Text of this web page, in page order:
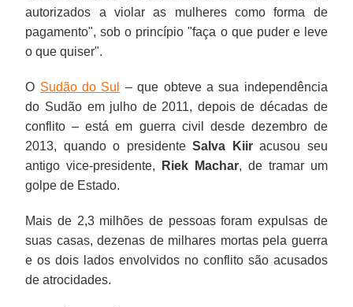
autorizados a violar as mulheres como forma de
pagamento", sob o princípio "faça o que puder e leve
o que quiser".
O Sudão do Sul
– que obteve a sua independência
do Sudão em julho de 2011, depois de décadas de
conflito – está em guerra civil desde dezembro de
2013, quando o presidenteSalva Kiiracusou seu
antigo vice-presidente,
Riek Machar, de tramar um
golpe de Estado.
Mais de 2,3 milhões de pessoas foram expulsas de
suas casas, dezenas de milhares mortas pela guerra
e os dois lados envolvidos no conflito são acusados
de atrocidades.